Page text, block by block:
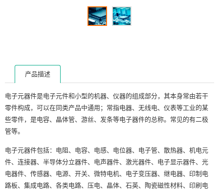
产品描述
电子元器件是电子元件和小型的机器、仪器的组成部分，其本身常由若干
零件构成，可以在同类产品中通用；常指电器、无线电、仪表等工业的某
些零件，是电容、晶体管、游丝、发条等电子器件的总称。常见的有二极
管等。
电子元器件包括：电阻、电容、电感、电位器、电子管、散热器、机电元
件、连接器、半导体分立器件、电声器件、激光器件、电子显示器件、光
电器件、传感器、电源、开关、微特电机、电子变压器、继电器、印制电
路板、集成电路、各类电路、压电、晶体、石英、陶瓷磁性材料、印刷电